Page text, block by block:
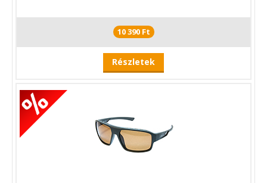
10 390 Ft
Részletek